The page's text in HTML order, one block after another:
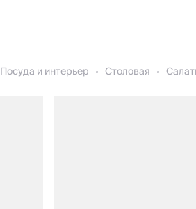
Посуда и интерьер Столовая